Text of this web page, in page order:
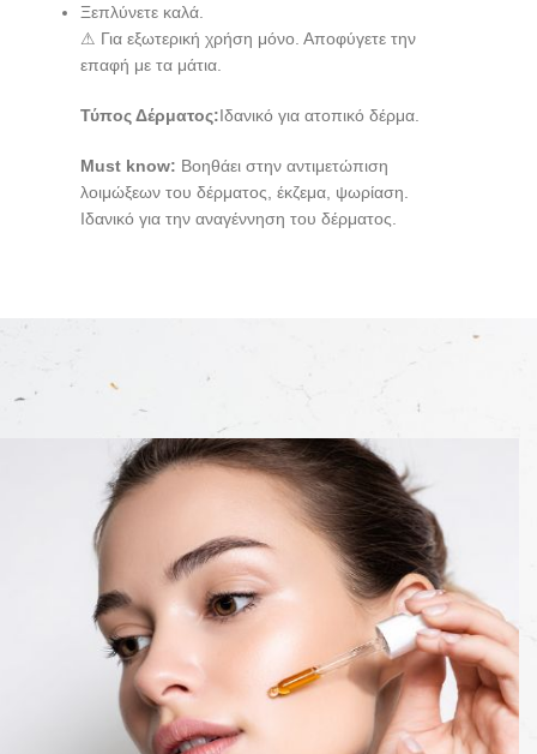
Ξεπλύνετε καλά.
⚠ Για εξωτερική χρήση μόνο. Αποφύγετε την
επαφή με τα μάτια.
Τύπος Δέρματος:Ιδανικό για ατοπικό δέρμα.
Must know: Βοηθάει στην αντιμετώπιση
λοιμώξεων του δέρματος, έκζεμα, ψωρίαση.
Ιδανικό για την αναγέννηση του δέρματος.